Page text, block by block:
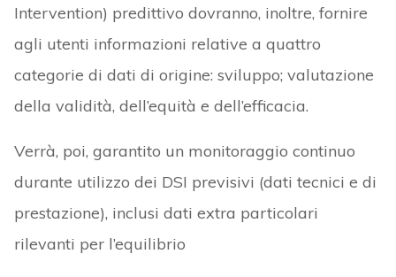
Intervention) predittivo dovranno, inoltre, fornire
agli utenti informazioni relative a quattro
categorie di dati di origine: sviluppo; valutazione
della validità, dell’equità e dell’efficacia.
Verrà, poi, garantito un monitoraggio continuo
durante utilizzo dei DSI previsivi (dati tecnici e di
prestazione), inclusi dati extra particolari
rilevanti per l’equilibrio